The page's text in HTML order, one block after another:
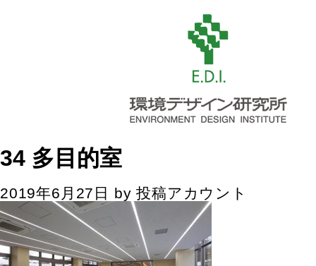
34 多目的室
2019年6月27日 by投稿アカウント